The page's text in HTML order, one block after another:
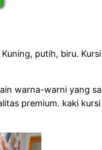
putih, biru.
warna-warni yang
premium. kaki